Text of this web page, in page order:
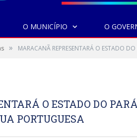
O MUNICÍPIO O
» MARACANÃ REPRESENTARÁ O ESTADO
O ESTADO DO
PORTUGUESA